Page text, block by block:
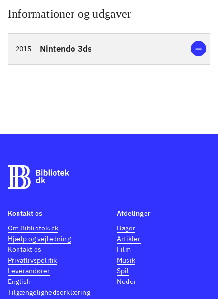
Informationer og udgaver
2015 Nintendo 3ds
Kontakt os
Om Bibliotek.dk
Hjælp og vejledning
Kontakt os
Privatlivspolitik
Leverandører
English
Tilgængelighedserklæring
Afdelinger
Bøger
Artikler
Film
Musik
Spil
Noder